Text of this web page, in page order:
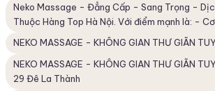
Neko Massage - Đẳng Cấp - Sang Trọng -
Thuộc Hàng Top Hà Nội. Với điểm mạnh là: -
NEKO MASSAGE - KHÔNG GIAN THƯ GIÃN
NEKO MASSAGE - KHÔNG GIAN THƯ GIÃN
29 Đê La Thành